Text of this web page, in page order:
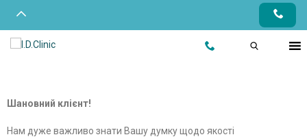
Шановний клієнт!
Нам дуже важливо знати Вашу думку щодо якості